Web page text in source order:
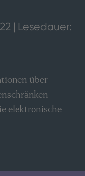
| Lesedauer:
über
elektronische